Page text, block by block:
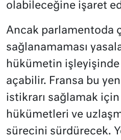
olabileceğine işaret
Ancak parlamentoda
sağlanamaması
hükümetin
açabilir. Fransa bu
istikrarı sağlamak
hükümetleri ve
sürecini sürdürecek.